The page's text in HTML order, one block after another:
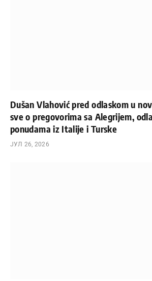
Dušan Vlahović pred odlaskom u
sve o pregovorima sa Alegrijem,
ponudama iz Italije i Turske
ЈУЛ 26, 2026